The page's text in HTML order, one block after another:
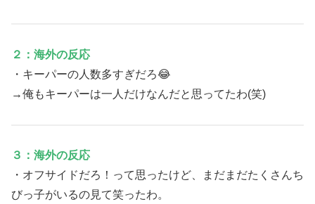
２：海外の反応
・キーパーの人数多すぎだろ😂
→俺もキーパーは一人だけなんだと思ってたわ(笑)
３：海外の反応
・オフサイドだろ！って思ったけど、まだまだたくさんち
びっ子がいるの見て笑ったわ。